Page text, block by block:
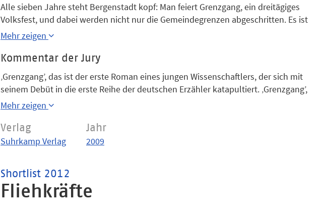
Alle sieben Jahre steht Bergenstadt kopf: Man feiert Grenzgang, ein dreitägiges
Volksfest, und dabei werden nicht nur die Gemeindegrenzen abgeschritten. Es ist
die Jagd nach dem Glück, die die Protagonisten aus Berlin und Köln in die
hessische Provinz und von dort in einen Swinger-Club in Frankfurt führt. Schnell
kommen vermeintliche Sicherheiten abhanden denn das Eis ist dünn, auf dem
Mehr zeigen
Kommentar der Jury
‚Grenzgang’, das ist der erste Roman eines jungen Wissenschaftlers, der sich mit
seinem Debüt in die erste Reihe der deutschen Erzähler katapultiert. ‚Grenzgang’,
das ist ein Fest in einem Kaff in Nordhessen, das nur alle sieben Jahre
stattfindet, dann aber alle Grenzen sprengt. Die Menschen geraten außer Rand
und Band, bis sie der Alltag wieder einfängt. Ein Heimatroman, der uns eine
ganze Welt erschließt.
Mehr zeigen
Verlag
Suhrkamp Verlag
Jahr
2009
Shortlist 2012
Fliehkräfte